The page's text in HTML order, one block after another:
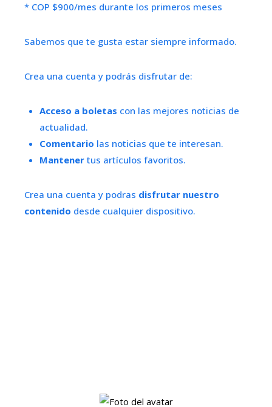
* COP $900/mes durante los primeros meses
Sabemos que te gusta estar siempre informado.
Crea una cuenta y podrás disfrutar de:
Acceso a boletas con las mejores noticias de
actualidad.
Comentario las noticias que te interesan.
Mantener tus artículos favoritos.
Crea una cuenta y podras disfrutar nuestro
contenido desde cualquier dispositivo.